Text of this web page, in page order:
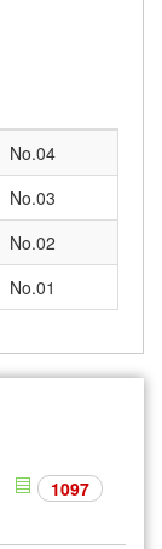
No.04
No.03
No.02
No.01
1097